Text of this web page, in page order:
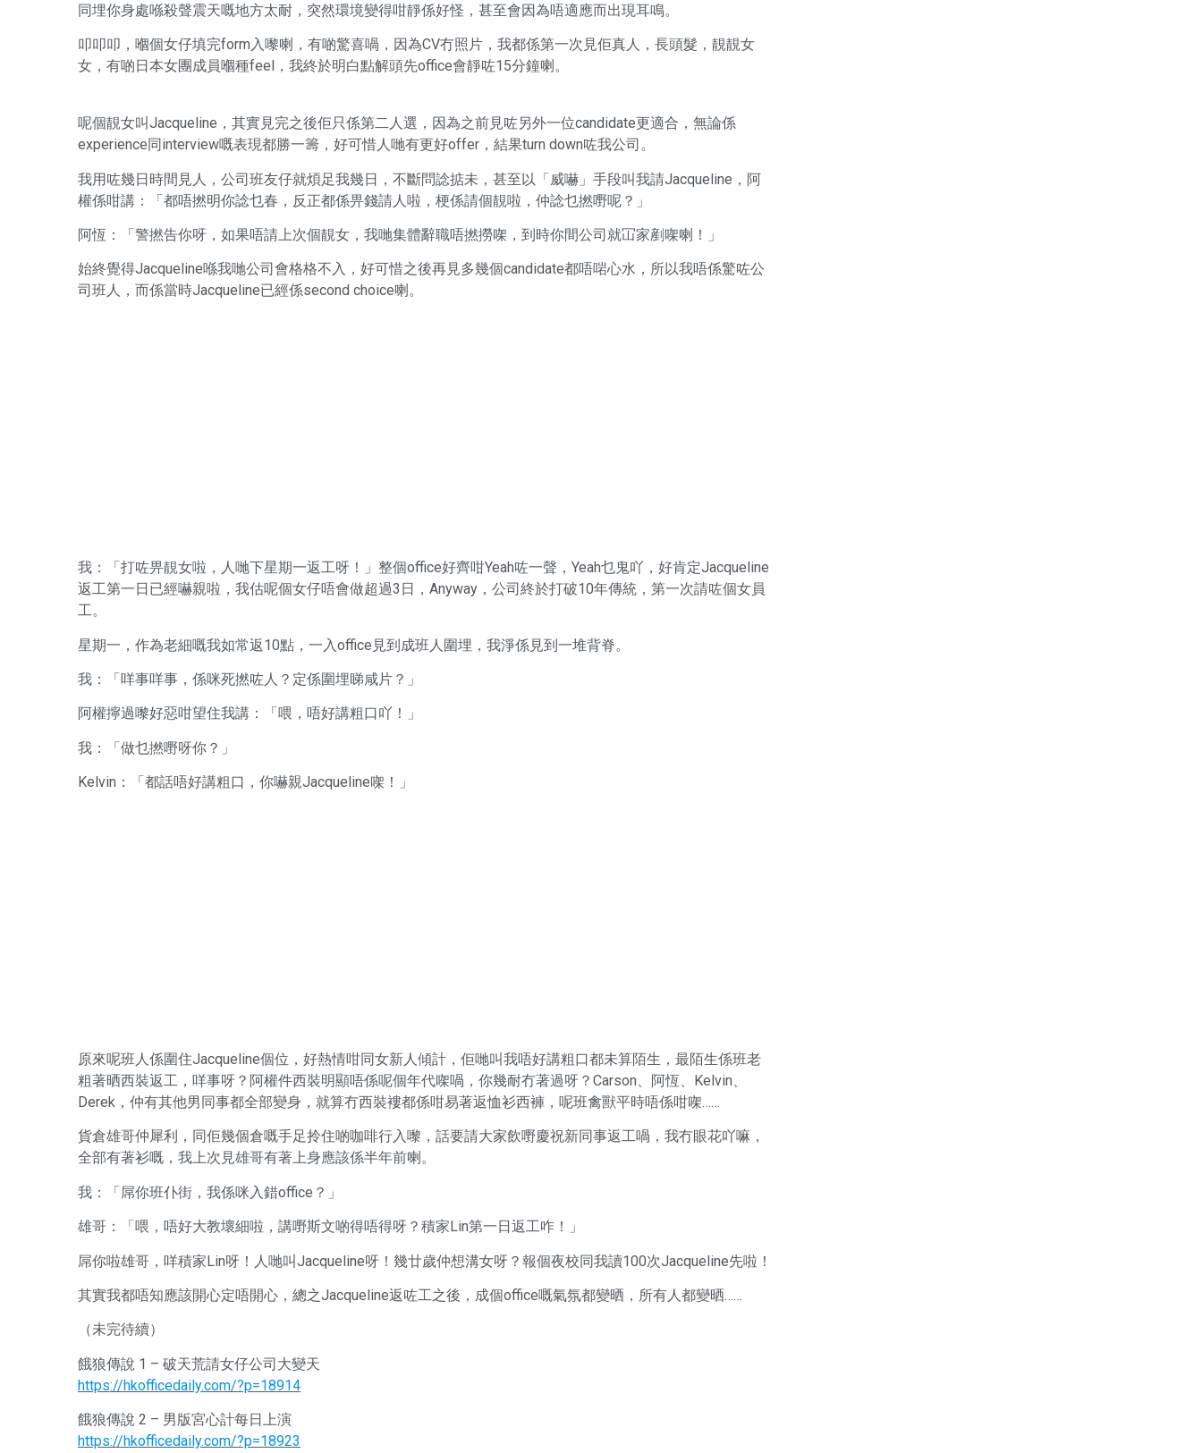
同埋你身處喺殺聲震天嘅地方太耐，突然環境變得咁靜係好怪，甚至會因為唔適應而出現耳鳴。
叩叩叩，嗰個女仔填完form入嚟喇，有啲驚喜喎，因為CV冇照片，我都係第一次見佢真人，長頭髮，靚靚女
女，有啲日本女團成員嗰種feel，我終於明白點解頭先office會靜咗15分鐘喇。
呢個靚女叫Jacqueline，其實見完之後佢只係第二人選，因為之前見咗另外一位candidate更適合，無論係
experience同interview嘅表現都勝一籌，好可惜人哋有更好offer，結果turn down咗我公司。
我用咗幾日時間見人，公司班友仔就煩足我幾日，不斷問諗掂未，甚至以「威嚇」手段叫我請Jacqueline，阿
權係咁講：「都唔撚明你諗乜春，反正都係畀錢請人啦，梗係請個靚啦，仲諗乜撚嘢呢？」
阿恆：「警撚告你呀，如果唔請上次個靚女，我哋集體辭職唔撚撈㗎，到時你間公司就冚家剷㗎喇！」
始終覺得Jacqueline喺我哋公司會格格不入，好可惜之後再見多幾個candidate都唔啱心水，所以我唔係驚咗公
司班人，而係當時Jacqueline已經係second choice喇。
我：「打咗畀靚女啦，人哋下星期一返工呀！」整個office好齊咁Yeah咗一聲，Yeah乜鬼吖，好肯定Jacqueline
返工第一日已經嚇親啦，我估呢個女仔唔會做超過3日，Anyway，公司終於打破10年傳統，第一次請咗個女員
工。
星期一，作為老細嘅我如常返10點，一入office見到成班人圍埋，我淨係見到一堆背脊。
我：「咩事咩事，係咪死撚咗人？定係圍埋睇咸片？」
阿權擰過嚟好惡咁望住我講：「喂，唔好講粗口吖！」
我：「做乜撚嘢呀你？」
Kelvin：「都話唔好講粗口，你嚇親Jacqueline㗎！」
原來呢班人係圍住Jacqueline個位，好熱情咁同女新人傾計，佢哋叫我唔好講粗口都未算陌生，最陌生係班老
粗著晒西裝返工，咩事呀？阿權件西裝明顯唔係呢個年代㗎喎，你幾耐冇著過呀？Carson、阿恆、Kelvin、
Derek，仲有其他男同事都全部變身，就算冇西裝褸都係咁易著返恤衫西褲，呢班禽獸平時唔係咁㗎……
貨倉雄哥仲犀利，同佢幾個倉嘅手足拎住啲咖啡行入嚟，話要請大家飲嘢慶祝新同事返工喎，我冇眼花吖嘛，
全部有著衫嘅，我上次見雄哥有著上身應該係半年前喇。
我：「屌你班仆街，我係咪入錯office？」
雄哥：「喂，唔好大教壞細啦，講嘢斯文啲得唔得呀？積家Lin第一日返工咋！」
屌你啦雄哥，咩積家Lin呀！人哋叫Jacqueline呀！幾廿歲仲想溝女呀？報個夜校同我讀100次Jacqueline先啦！
其實我都唔知應該開心定唔開心，總之Jacqueline返咗工之後，成個office嘅氣氛都變晒，所有人都變晒……
（未完待續）
餓狼傳說 1 – 破天荒請女仔公司大變天
https://hkofficedaily.com/?p=18914
餓狼傳說 2 – 男版宮心計每日上演
https://hkofficedaily.com/?p=18923